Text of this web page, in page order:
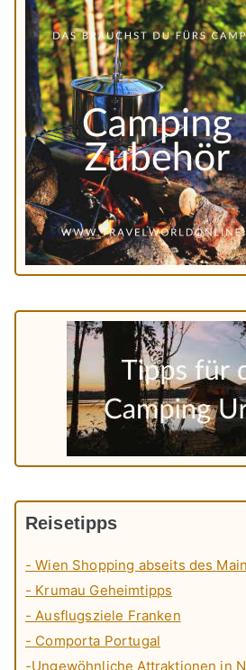
Reisetipps
- Wien Shopping abseits des
- Krumau Geheimtipps
- Ausflugsziele Franken
- Comporta Portugal
-Ungewöhnliche Attraktionen in